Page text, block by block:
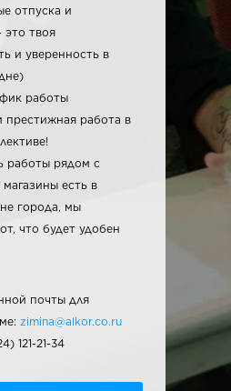
отпуска и
это твоя
и уверенность в
работы
престижная работа в
работы рядом с
есть в
города, мы
что будет удобен
почты для
zimina@alkor.co.ru
121-21-34